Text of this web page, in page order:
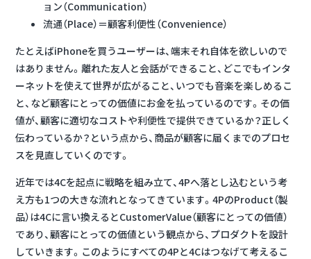
ョン（Communication）
流通（Place）＝顧客利便性（Convenience）
たとえばiPhoneを買うユーザーは、端末それ自体を欲しいので
はありません。離れた友人と会話ができること、どこでもインタ
ーネットを使えて世界が広がること、いつでも音楽を楽しめるこ
と、など顧客にとっての価値にお金を払っているのです。 その価
値が、顧客に適切なコストや利便性で提供できているか？正しく
伝わっているか？という点から、商品が顧客に届くまでのプロセ
スを見直していくのです。
近年では4Cを起点に戦略を組み立て、4Pへ落とし込むという考
え方も1つの大きな流れとなってきています。4PのProduct（製
品）は4Cに言い換えるとCustomerValue（顧客にとっての価値）
であり、顧客にとっての価値という観点から、プロダクトを設計
していきます。このようにすべての4Pと4Cはつなげて考えるこ